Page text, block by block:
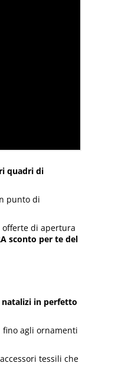
quadri di
punto di
offerte di apertura
sconto per te del
natalizi in perfetto
agli ornamenti
tessili che